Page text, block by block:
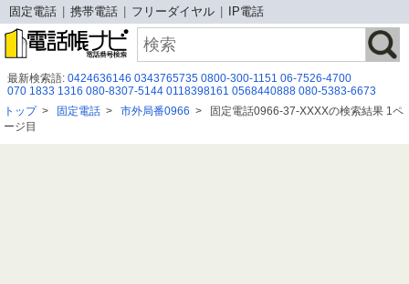
固定電話 携帯電話 フリーダイヤル IP電話
最新検索語: 0424636146 0343765735 0800-300-1151 06-7526-4700
070 1833 1316 080-8307-5144 0118398161 0568440888 080-5383-6673
08073109395 08015851598 05031693714 08071777901
050-3187-6998
0120907449 08014145133 05031762257 050-1722-3569 0120102800
0258278812
トップ> 固定電話 > 市外局番0966 >
固定電話0966-37-XXXXの検索結果 1ペ
ージ目